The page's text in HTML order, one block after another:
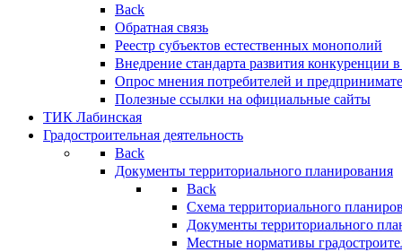
Back
Обратная связь
Реестр субъектов естественных монополий
Внедрение стандарта развития конкуренции
Опрос мнения потребителей и
Полезные ссылки на официальные сайты
ТИК Лабинская
Градостроительная деятельность
Back
Документы территориального планирования
Back
Схема территориального
Документы территориального
Местные нормативы